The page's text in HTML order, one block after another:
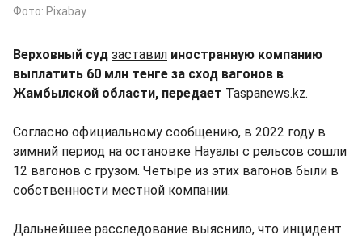
Фото: Pixabay
Верховный суд заставил иностранную компанию
выплатить 60 млн тенге за сход вагонов в
Жамбылской области, передает Taspanews.kz.
Согласно официальному сообщению, в 2022 году в
зимний период на остановке Науалы с рельсов сошли
12 вагонов с грузом. Четыре из этих вагонов были в
собственности местной компании.
Дальнейшее расследование выяснило, что инцидент